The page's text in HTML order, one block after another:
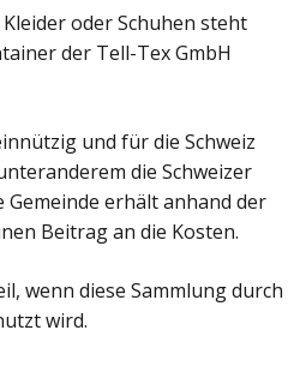
oder Schuhen steht
der Tell-Tex GmbH
und für die Schweiz
die Schweizer
Gemeinde erhält anhand der
Beitrag an die Kosten.
wenn diese Sammlung durch
wird.